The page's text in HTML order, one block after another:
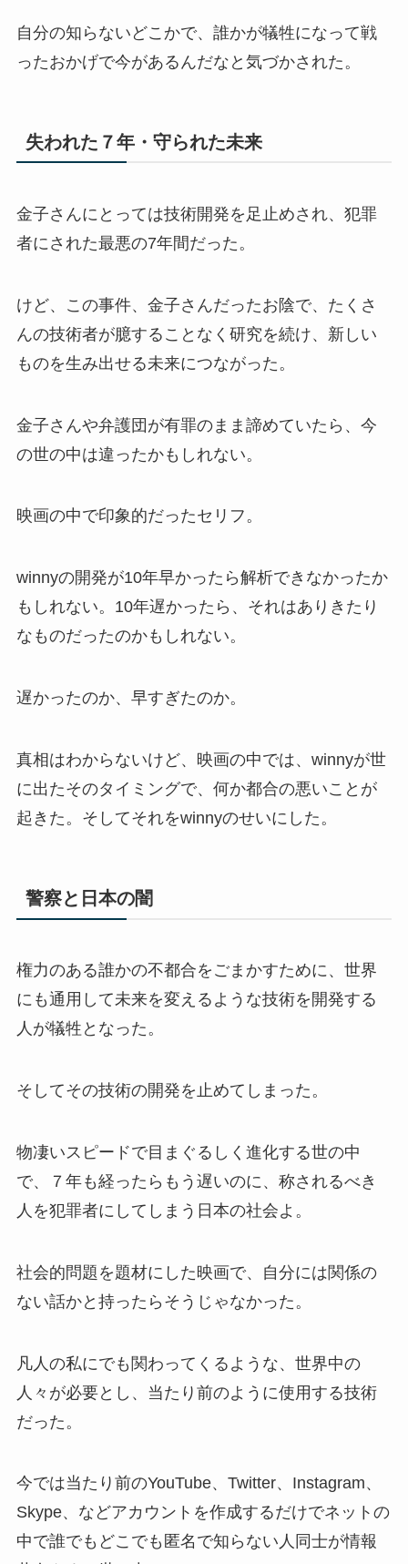
自分の知らないどこかで、誰かが犠牲になって戦
ったおかげで今があるんだなと気づかされた。
失われた７年・守られた未来
金子さんにとっては技術開発を足止めされ、犯罪
者にされた最悪の7年間だった。
けど、この事件、金子さんだったお陰で、たくさ
んの技術者が臆することなく研究を続け、新しい
ものを生み出せる未来につながった。
金子さんや弁護団が有罪のまま諦めていたら、今
の世の中は違ったかもしれない。
映画の中で印象的だったセリフ。
winnyの開発が10年早かったら解析できなかったか
もしれない。10年遅かったら、それはありきたり
なものだったのかもしれない。
遅かったのか、早すぎたのか。
真相はわからないけど、映画の中では、winnyが世
に出たそのタイミングで、何か都合の悪いことが
起きた。そしてそれをwinnyのせいにした。
警察と日本の闇
権力のある誰かの不都合をごまかすために、世界
にも通用して未来を変えるような技術を開発する
人が犠牲となった。
そしてその技術の開発を止めてしまった。
物凄いスピードで目まぐるしく進化する世の中
で、７年も経ったらもう遅いのに、称されるべき
人を犯罪者にしてしまう日本の社会よ。
社会的問題を題材にした映画で、自分には関係の
ない話かと持ったらそうじゃなかった。
凡人の私にでも関わってくるような、世界中の
人々が必要とし、当たり前のように使用する技術
だった。
今では当たり前のYouTube、Twitter、Instagram、
Skype、などアカウントを作成するだけでネットの
中で誰でもどこでも匿名で知らない人同士が情報